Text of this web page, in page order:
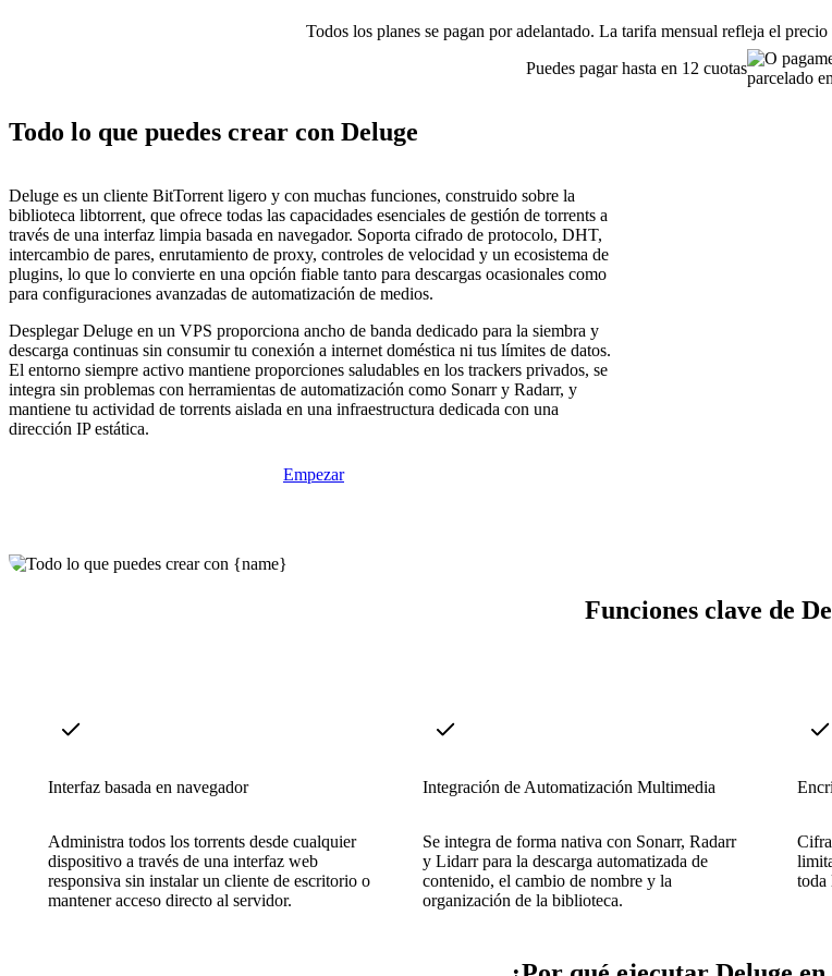
Todos los planes se pagan por adelantado. La tarifa mensual refleja el
Puedes pagar hasta en 12 cuotas
Todo lo que puedes crear con Deluge
Deluge es un cliente BitTorrent ligero y con muchas funciones, construido sobre la
biblioteca libtorrent, que ofrece todas las capacidades esenciales de gestión de torrents a
través de una interfaz limpia basada en navegador. Soporta cifrado de protocolo, DHT,
intercambio de pares, enrutamiento de proxy, controles de velocidad y un ecosistema de
plugins, lo que lo convierte en una opción fiable tanto para descargas ocasionales como
para configuraciones avanzadas de automatización de medios.
Desplegar Deluge en un VPS proporciona ancho de banda dedicado para la siembra y
descarga continuas sin consumir tu conexión a internet doméstica ni tus límites de datos.
El entorno siempre activo mantiene proporciones saludables en los trackers privados, se
integra sin problemas con herramientas de automatización como Sonarr y Radarr, y
mantiene tu actividad de torrents aislada en una infraestructura dedicada con una
dirección IP estática.
Empezar
Funciones clave de
Interfaz basada en navegador
Administra todos los torrents desde cualquier
dispositivo a través de una interfaz web
responsiva sin instalar un cliente de escritorio o
mantener acceso directo al servidor.
Integración de Automatización Multimedia
Se integra de forma nativa con Sonarr, Radarr
y Lidarr para la descarga automatizada de
contenido, el cambio de nombre y la
organización de la biblioteca.
toda